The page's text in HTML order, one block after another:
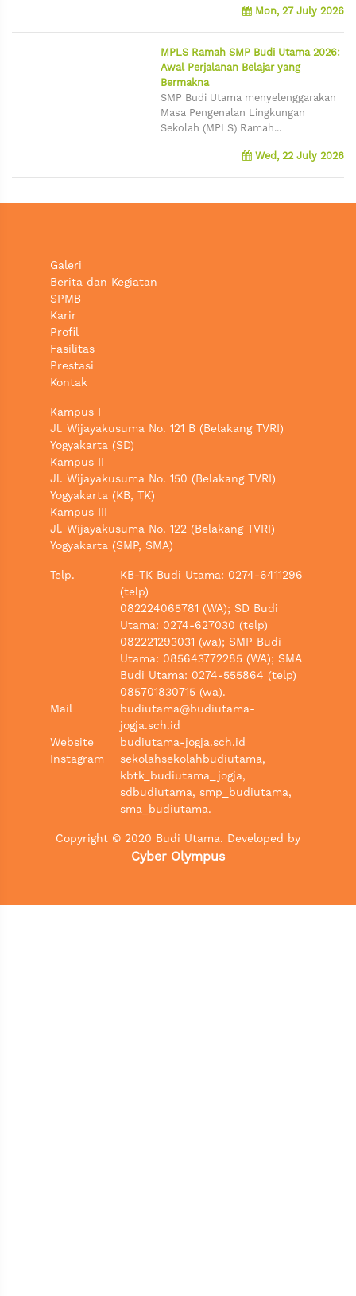
Mon, 27 July 2026
MPLS Ramah SMP Budi Utama 2026:
Awal Perjalanan Belajar yang
Bermakna
SMP Budi Utama menyelenggarakan
Masa Pengenalan Lingkungan
Sekolah (MPLS) Ramah...
Wed, 22 July 2026
Galeri
Berita dan Kegiatan
SPMB
Karir
Profil
Fasilitas
Prestasi
Kontak
Kampus I
Jl. Wijayakusuma No. 121 B (Belakang TVRI)
Yogyakarta (SD)
Kampus II
Jl. Wijayakusuma No. 150 (Belakang TVRI)
Yogyakarta (KB, TK)
Kampus III
Jl. Wijayakusuma No. 122 (Belakang TVRI)
Yogyakarta (SMP, SMA)
Telp.
KB-TK Budi Utama: 0274-6411296
(telp)
082224065781 (WA); SD Budi
Utama: 0274-627030 (telp)
082221293031 (wa); SMP Budi
Utama: 085643772285 (WA); SMA
Budi Utama: 0274-555864 (telp)
085701830715 (wa).
Mail
budiutama@budiutama-
jogja.sch.id
Website
budiutama-jogja.sch.id
Instagram
sekolahsekolahbudiutama,
kbtk_budiutama_jogja,
sdbudiutama, smp_budiutama,
sma_budiutama.
Copyright ©️ 2020 Budi Utama. Developed by
Cyber Olympus